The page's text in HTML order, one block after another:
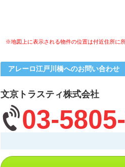
※地図上に表示される物件の位置は付近住所に
アレーロ江戸川橋へのお問い合わせ
文京トラスティ株式会社
03-